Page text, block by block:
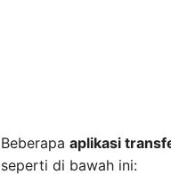
Beberapa aplikasi
seperti di bawah ini: